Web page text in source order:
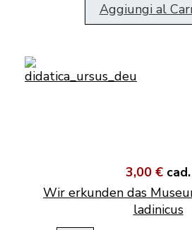
Aggiungi al
3,00 € cad.
Wir erkunden das
ladinicus